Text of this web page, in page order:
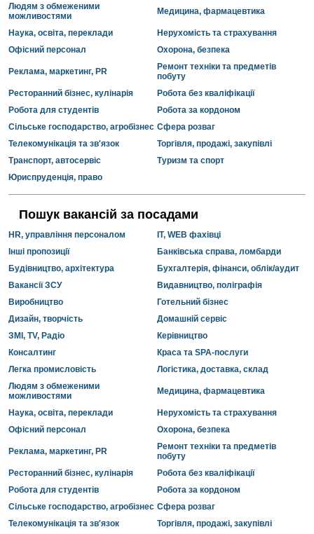
Людям з обмеженими
можливостями
Медицина, фармацевтика
Наука, освіта, переклади
Нерухомість та страхування
Офісний персонал
Охорона, безпека
Реклама, маркетинг, PR
Ремонт техніки та предметів
побуту
Ресторанний бізнес, кулінарія
Робота без кваліфікації
Робота для студентів
Робота за кордоном
Сільське господарство, агробізнес Сфера розваг
Телекомунікація та зв'язок
Торгівля, продажі, закупівлі
Транспорт, автосервіс
Туризм та спорт
Юриспруденція, право
Пошук вакансій за посадами
HR, управління персоналом
IT, WEB фахівці
Інші пропозиції
Банківська справа, ломбарди
Будівництво, архітектура
Бухгалтерія, фінанси, облік/аудит
Вакансії ЗСУ
Видавництво, поліграфія
Виробництво
Готельний бізнес
Дизайн, творчість
Домашній сервіс
ЗМІ, TV, Радіо
Керівництво
Консалтинг
Краса та SPA-послуги
Легка промисловість
Логістика, доставка, склад
Людям з обмеженими
можливостями
Медицина, фармацевтика
Наука, освіта, переклади
Нерухомість та страхування
Офісний персонал
Охорона, безпека
Реклама, маркетинг, PR
Ремонт техніки та предметів
побуту
Ресторанний бізнес, кулінарія
Робота без кваліфікації
Робота для студентів
Робота за кордоном
Сільське господарство, агробізнес Сфера розваг
Телекомунікація та зв'язок
Торгівля, продажі, закупівлі